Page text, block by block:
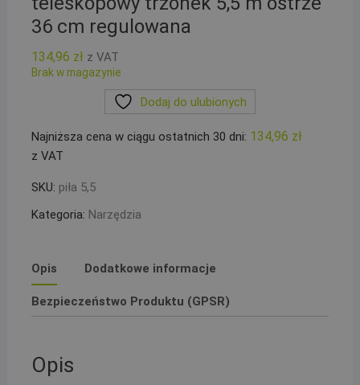
36 cm regulowana
134,96 zł z VAT
Brak w magazynie
Dodaj do ulubionych
Najniższa cena w ciągu ostatnich 30 dni: 134,96 zł
z VAT
SKU: piła 5,5
Kategoria: Narzędzia
Opis Dodatkowe informacje
Bezpieczeństwo Produktu (GPSR)
Opis